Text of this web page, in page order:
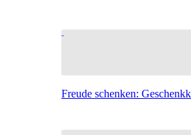
Freude schenken: